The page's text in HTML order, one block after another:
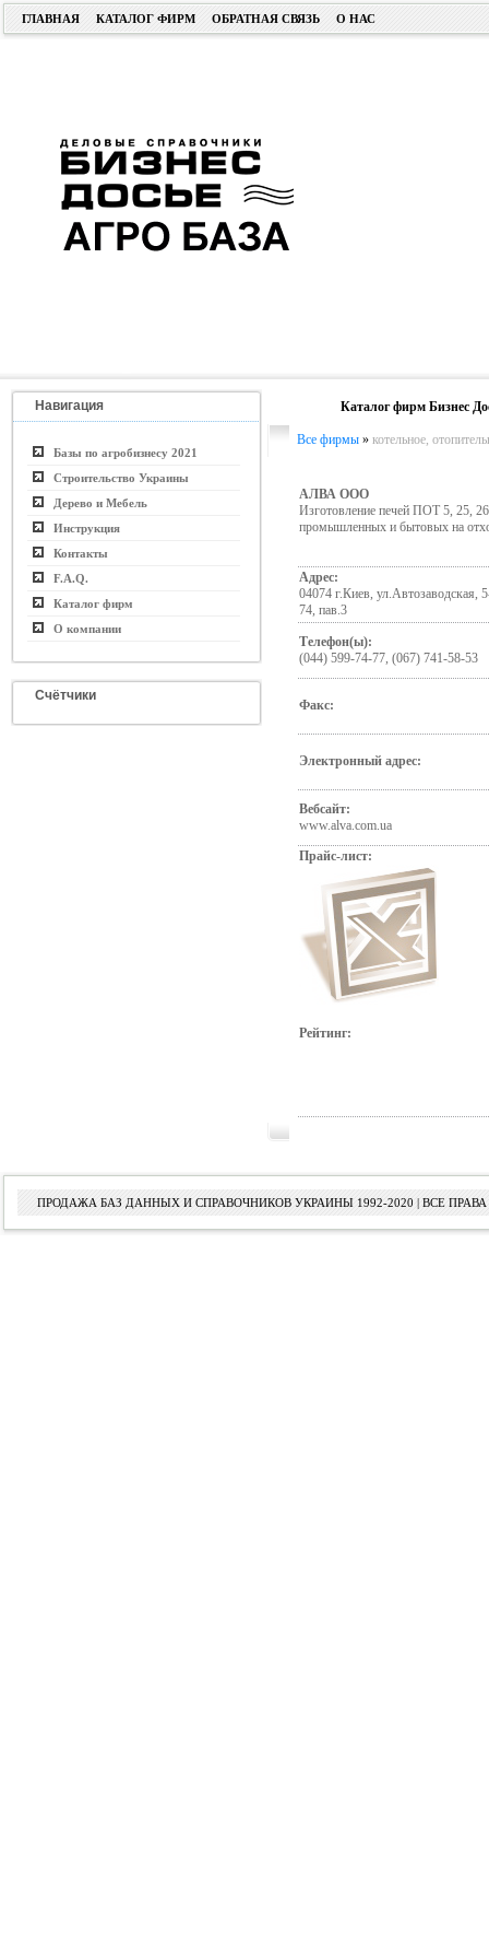
ГЛАВНАЯ КАТАЛОГ ФИРМ ОБРАТНАЯ СВЯЗЬ О НАС
Навигация
Базы по агробизнесу 2021
Строительство Украины
Дерево и Мебель
Инструкция
Контакты
F.A.Q.
Каталог фирм
О компании
Счётчики
Каталог фирм Бизнес
Все фирмы » котельное,
АЛВА ООО
Изготовление печей ПОТ 5, 25,
промышленных и бытовых на
Адрес:
04074 г.Киев, ул.Автозаводская,
74, пав.3
Телефон(ы):
(044) 599-74-77, (067) 741-58-53
Факс:
Электронный адрес:
Вебсайт:
www.alva.com.ua
Прайс-лист:
Рейтинг:
ПРОДАЖА БАЗ ДАННЫХ И СПРАВОЧНИКОВ УКРАИНЫ 1992-2020 | ВСЕ